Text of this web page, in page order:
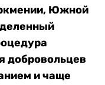
Южной
добровольцев
и чаще